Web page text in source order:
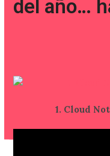
del año…
1. Cloud